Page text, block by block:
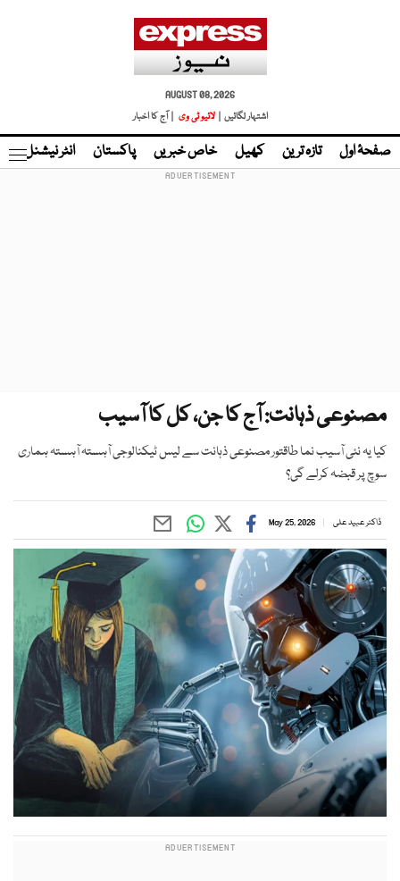
AUGUST 08, 2026
اشتہار لگائیں |
لائیو ٹی وی | آج کا اخبار
صفحۂ اول تازہ ترین کھیل خاص خبریں پاکستان انٹر نیشنل
مصنوعی ذہانت: آج کا جن، کل کا آسیب
کیا یہ نئی آسیب نما طاقتور مصنوعی ذہانت سے لیس ٹیکنالوجی آہستہ آہستہ ہماری
سوچ پر قبضہ کرلے گی؟
ڈاکٹر عبید علی May 25, 2026